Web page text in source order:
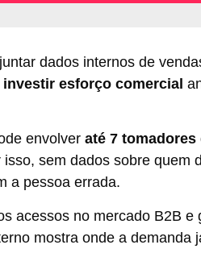
dados internos de
investir esforço comercial
envolver até 7 tomadores
sem dados sobre quem
a pessoa errada.
acessos no mercado B2B e
mostra onde a demanda